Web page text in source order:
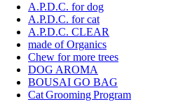
A.P.D.C. for dog
A.P.D.C. for cat
A.P.D.C. CLEAR
made of Organics
Chew for more trees
DOG AROMA
BOUSAI GO BAG
Cat Grooming Program